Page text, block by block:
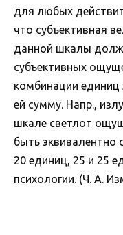
для любых
что субъективная
данной шкалы
субъективных
комбинации
ей сумму. Напр.,
шкале светлот
быть
20 единиц, 25 и 25
психологии. (Ч. А.